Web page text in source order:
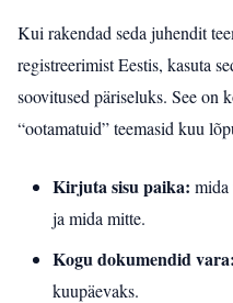
Kui rakendad seda juhendit
registreerimist Eestis, kasuta
soovitused päriseluks. See on
“ootamatuid” teemasid kuu
Kirjuta sisu paika: mida
ja mida mitte.
Kogu dokumendid vara:
kuupäevaks.